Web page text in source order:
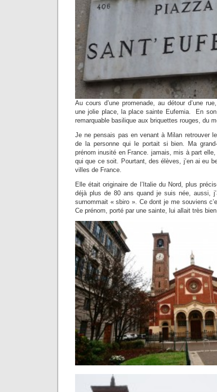
Au cours d’une promenade, au détour d’une
une jolie place, la place sainte Eufemia. En
remarquable basilique aux briquettes rouges, du
Je ne pensais pas en venant à Milan retrouver
de la personne qui le portait si bien. Ma
prénom inusité en France. jamais, mis à part elle,
qui que ce soit. Pourtant, des élèves, j’en ai eu
villes de France.
Elle était originaire de l’Italie du Nord, plus
déjà plus de 80 ans quand je suis née, aussi,
surnommait « sbiro ». Ce dont je me souviens
Ce prénom, porté par une sainte, lui allait très